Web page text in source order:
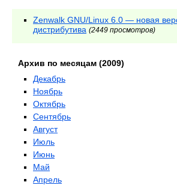
Zenwalk GNU/Linux 6.0 — новая
дистрибутива (2449 просмотров)
Архив по месяцам (2009)
Декабрь
Ноябрь
Октябрь
Сентябрь
Август
Июль
Июнь
Май
Апрель